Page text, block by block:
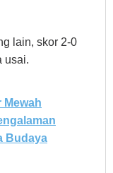
lain, skor 2-0
usai.
Mewah
Budaya